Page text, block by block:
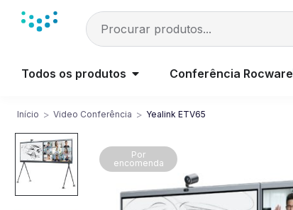
Todos os produtos Conferência Rocware
Início > Video Conferência > Yealink ETV65
Por
encomenda